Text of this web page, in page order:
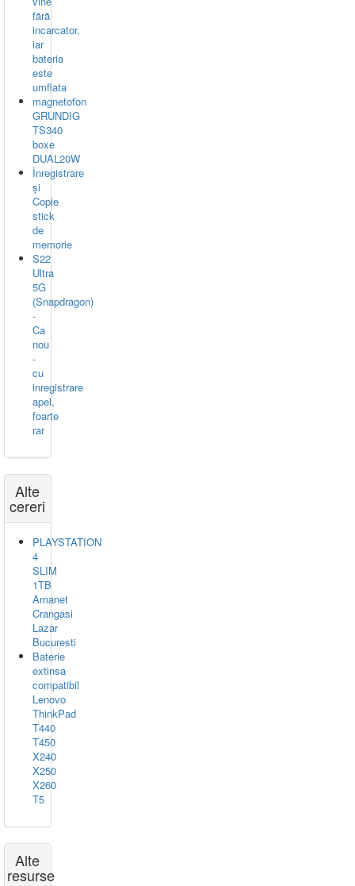
fără
incarcator,
iar
bateria
este
umflata
magnetofon
GRUNDIG
TS340
boxe
DUAL20W
Înregistrare
și
Copie
stick
de
memorie
S22
Ultra
5G
(Snapdragon)
-
Ca
nou
-
cu
inregistrare
apel,
foarte
rar
Alte
cereri
PLAYSTATION
4
SLIM
1TB
Amanet
Crangasi
Lazar
Bucuresti
Baterie
extinsa
compatibil
Lenovo
ThinkPad
T440
T450
X240
X250
X260
T5
Alte
resurse